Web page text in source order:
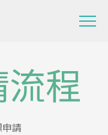
程
請